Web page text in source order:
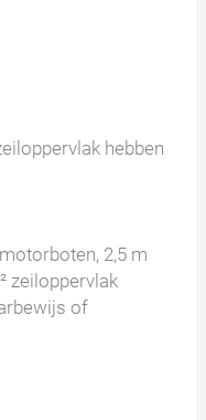
hebben
2,5 m
zeiloppervlak
of